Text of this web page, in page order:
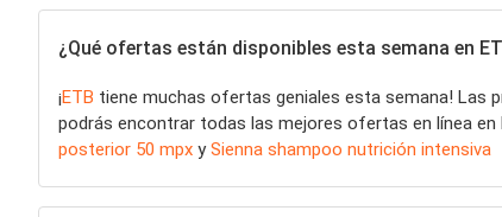
¿Qué ofertas están disponibles esta semana en
¡ETB tiene muchas ofertas geniales esta semana! Las
podrás encontrar todas las mejores ofertas en línea en
posterior 50 mpx ySienna shampoo nutrición intensiva